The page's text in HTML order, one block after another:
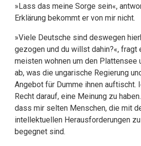
»Lass das meine Sorge sein«,
Erklärung bekommt er von mir nicht.
»Viele Deutsche sind deswegen
gezogen und du willst dahin?«, fragt
meisten wohnen um den Plattensee
ab, was die ungarische Regierung
Angebot für Dumme ihnen auftischt.
Recht darauf, eine Meinung zu
dass mir selten Menschen, die mit
intellektuellen Herausforderungen
begegnet sind.